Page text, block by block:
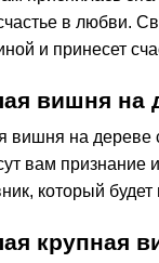
в любви.
и принесет
вишня на
вишня на дереве
вам признание
который
крупная